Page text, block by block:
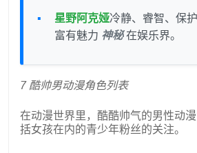
星野阿克娅冷静、睿智、保
富有魅力 神秘在娱乐界。
7 酷帅男动漫角色列表
在动漫世界里，酷酷帅气的男性动
括女孩在内的青少年粉丝的关注。